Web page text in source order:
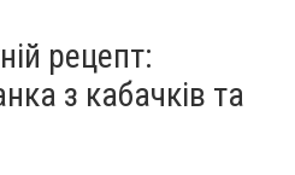
рецепт:
з кабачків та